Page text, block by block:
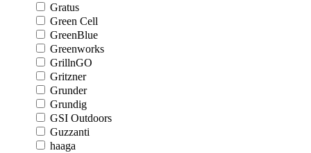
Gratus
Green Cell
GreenBlue
Greenworks
GrillnGO
Gritzner
Grunder
Grundig
GSI Outdoors
Guzzanti
haaga